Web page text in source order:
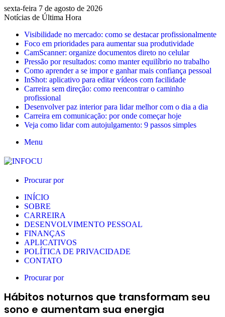
sexta-feira 7 de agosto de 2026
Notícias de Última Hora
Visibilidade no mercado: como se destacar profissionalmente
Foco em prioridades para aumentar sua produtividade
CamScanner: organize documentos direto no celular
Pressão por resultados: como manter equilíbrio no trabalho
Como aprender a se impor e ganhar mais confiança pessoal
InShot: aplicativo para editar vídeos com facilidade
Carreira sem direção: como reencontrar o caminho
profissional
Desenvolver paz interior para lidar melhor com o dia a dia
Carreira em comunicação: por onde começar hoje
Veja como lidar com autojulgamento: 9 passos simples
Menu
Procurar por
INÍCIO
SOBRE
CARREIRA
DESENVOLVIMENTO PESSOAL
FINANÇAS
APLICATIVOS
POLÍTICA DE PRIVACIDADE
CONTATO
Procurar por
Hábitos noturnos que transformam seu
sono e aumentam sua energia